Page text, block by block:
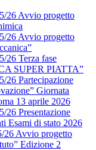
26 Avvio progetto
26 Avvio progetto
26 Terza fase
SUPER PIATTA”
26 Partecipazione
Giornata
13 aprile 2026
26 Presentazione
Esami di stato 2026
26 Avvio progetto
Edizione 2